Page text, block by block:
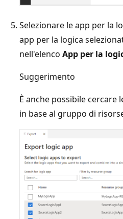
Selezionare le app per la
app per la logica
nell'elenco App per la
Suggerimento
È anche possibile cercare
in base al gruppo di